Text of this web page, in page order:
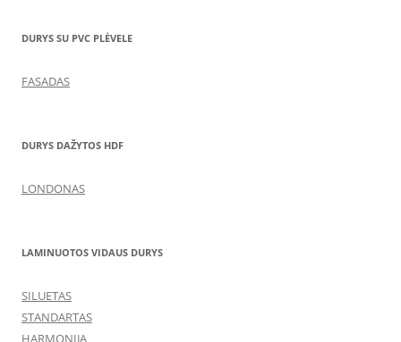
DURYS SU PVC PLĖVELE
FASADAS
DURYS DAŽYTOS HDF
LONDONAS
LAMINUOTOS VIDAUS DURYS
SILUETAS
STANDARTAS
HARMONIJA